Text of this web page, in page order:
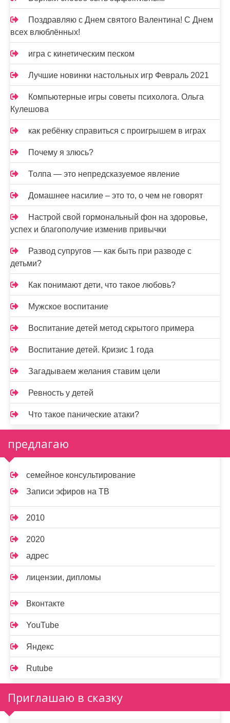
Поздравляю с Днем святого Валентина! С Днем
всех влюблённых!
игра с кинетическим песком
Лучшие новинки настольных игр Февраль 2021
Компьютерные игры советы психолога. Ольга
Кулешова
как ребёнку справиться с проигрышем в играх
Почему я злюсь?
Толпа — это непредсказуемое явление
Домашнее насилие – это то, о чем не говорят
Настрой свой гормональный фон на здоровье,
успех и благополучие изменив привычки
Развод супругов — как быть при разводе с
детьми?
Как понимают дети, что такое любовь?
Мужское воспитание
Воспитание детей метод скрытого примера
Воспитание детей. Кризис 1 года
Загадываем желания ставим цели
Ревность у детей
Что такое панические атаки?
предлагаю
семейное консультирование
Записи эфиров на ТВ
2010
2020
адрес
лицензии, дипломы
Вконтакте
YouTube
Яндекс
Rutube
Приглашаю в сказку